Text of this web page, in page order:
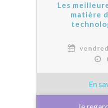
Les
matière